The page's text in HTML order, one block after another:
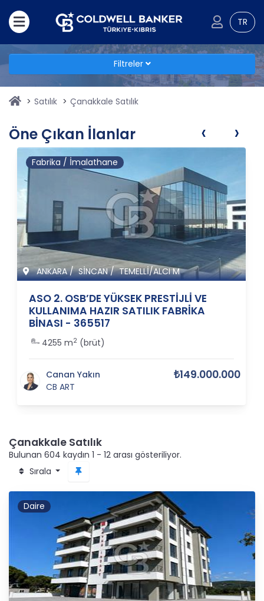
TR
Filtreler
Satılık Çanakkale Satılık
Öne Çıkan İlanlar
Fabrika / İmalathane
ANKARA/ SİNCAN/TEMELLİ/ALCI M
ASO 2. OSB’DE YÜKSEK PRESTİJLİ VE
KULLANIMA HAZIR SATILIK FABRİKA
BİNASI - 365517
4255 m2 (brüt)
Canan Yakın
CB ART
₺149.000.000
‹ ›
Çanakkale Satılık
Bulunan 604 kaydın 1 - 12 arası gösteriliyor.
Sırala
Daire